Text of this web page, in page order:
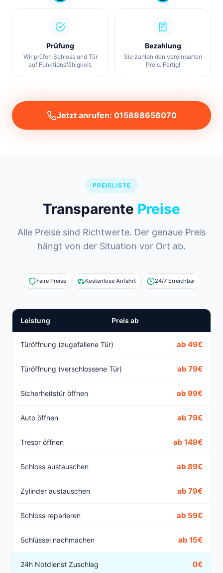
Prüfung
Wir prüfen Schloss und Tür
auf Funktionsfähigkeit.
Bezahlung
Sie zahlen den vereinbarten
Preis. Fertig!
Jetzt anrufen: 015888656070
PREISLISTE
Transparente Preise
Alle Preise sind Richtwerte. Der genaue Preis
hängt von der Situation vor Ort ab.
Faire Preise Kostenlose Anfahrt 24/7 Erreichbar
Leistung Preis ab
Türöffnung (zugefallene Tür) ab 49€
Türöffnung (verschlossene Tür) ab 79€
Sicherheitstür öffnen ab 99€
Auto öffnen ab 79€
Tresor öffnen ab 149€
Schloss austauschen ab 89€
Zylinder austauschen ab 79€
Schloss reparieren ab 59€
Schlüssel nachmachen ab 15€
24h Notdienst Zuschlag 0€